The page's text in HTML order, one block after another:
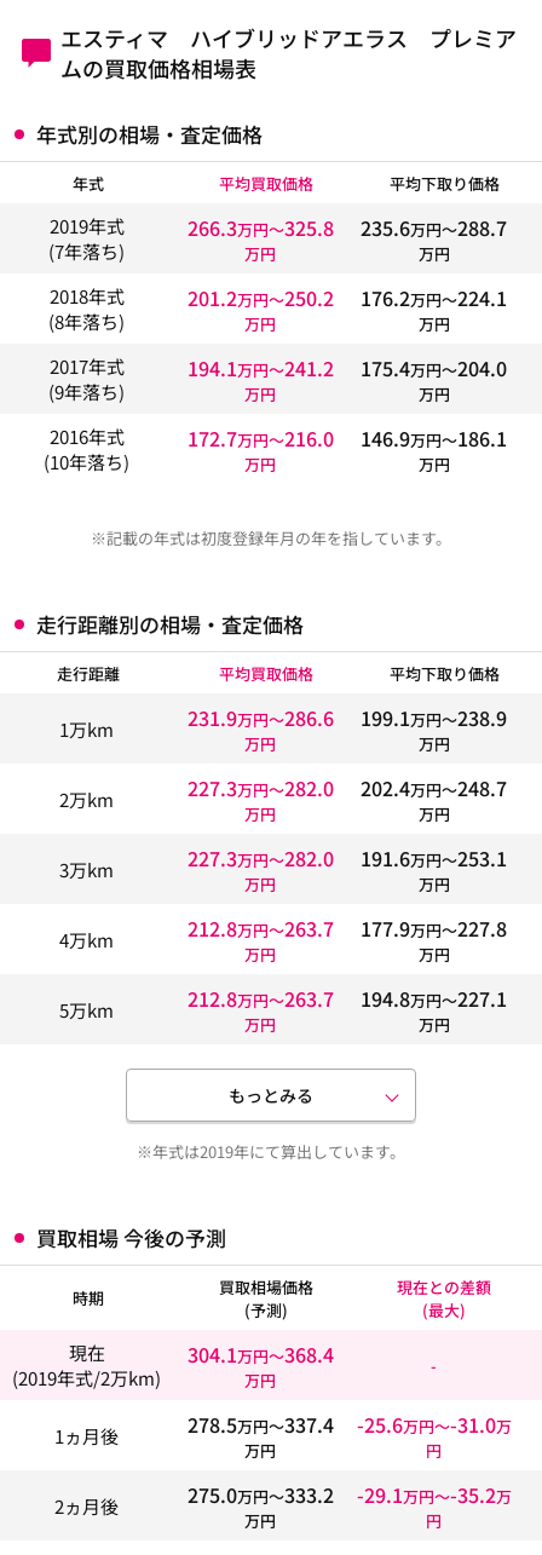
エスティマ ハイブリッドアエラス プレミア
ムの買取価格相場表
年式別の相場・査定価格
年式 平均買取価格 平均下取り価格
2019年式
(7年落ち)
266.3万円〜325.8
万円
235.6万円〜288.7
万円
2018年式
(8年落ち)
201.2万円〜250.2
万円
176.2万円〜224.1
万円
2017年式
(9年落ち)
194.1万円〜241.2
万円
175.4万円〜204.0
万円
2016年式
(10年落ち)
172.7万円〜216.0
万円
146.9万円〜186.1
万円
※記載の年式は初度登録年月の年を指しています。
走行距離別の相場・査定価格
走行距離 平均買取価格 平均下取り価格
1万km 231.9万円〜286.6
万円
199.1万円〜238.9
万円
2万km 227.3万円〜282.0
万円
202.4万円〜248.7
万円
3万km 227.3万円〜282.0
万円
191.6万円〜253.1
万円
4万km 212.8万円〜263.7
万円
177.9万円〜227.8
万円
5万km 212.8万円〜263.7
万円
194.8万円〜227.1
万円
もっとみる
※年式は2019年にて算出しています。
買取相場 今後の予測
時期
買取相場価格
(予測)
現在との差額
(最大)
現在
(2019年式/2万km)
304.1万円〜368.4
万円
-
1ヵ月後 278.5万円〜337.4
万円
-25.6万円〜-31.0万
円
2ヵ月後 275.0万円〜333.2
万円
-29.1万円〜-35.2万
円